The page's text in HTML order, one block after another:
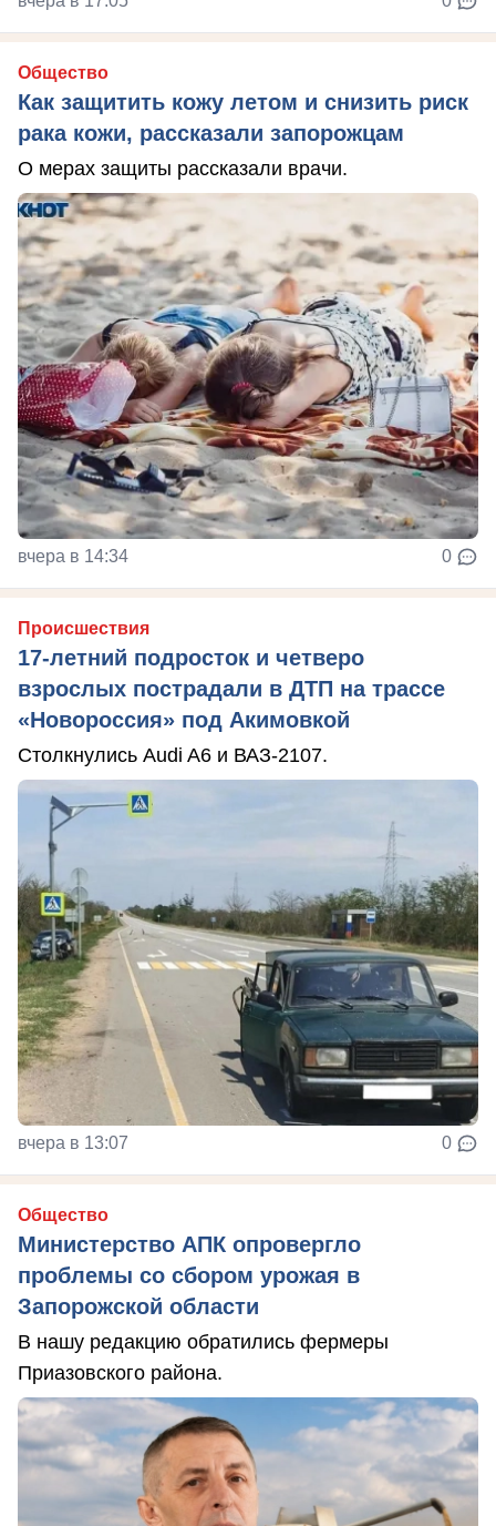
Общество
Как защитить кожу летом и снизить риск
рака кожи, рассказали запорожцам
О мерах защиты рассказали врачи.
вчера в 14:34 0
Происшествия
17-летний подросток и четверо
взрослых пострадали в ДТП на трассе
«Новороссия» под Акимовкой
Столкнулись Audi A6 и ВАЗ-2107.
вчера в 13:07 0
Общество
Министерство АПК опровергло
проблемы со сбором урожая в
Запорожской области
В нашу редакцию обратились фермеры
Приазовского района.